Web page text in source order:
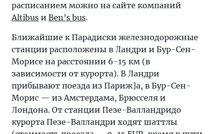
расписанием можно на сайте компаний
Altibus и Ben’s bus.
Ближайшие к Парадиски железнодорожные
станции расположены в Ландри и Бур-Сен-
Морисе на расстоянии 6-15 км (в
зависимости от курорта). В Ландри
прибывают поезда из Париж]а, в Бур-Сен-
Морис — из Амстердама, Брюсселя и
Лондона. От станции Пезе-Валландридо
курорта Пезе-Валландри ходят шаттлы